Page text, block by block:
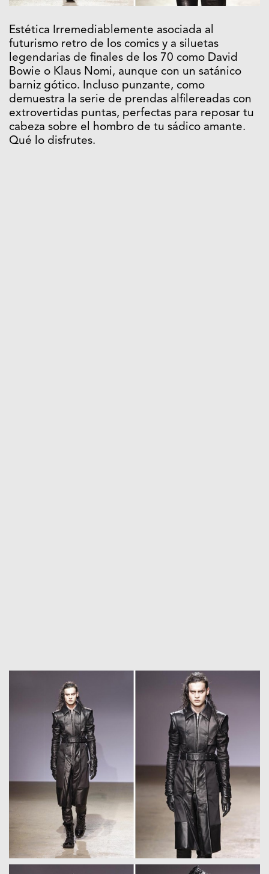
Estética Irremediablemente asociada al
futurismo retro de los comics y a siluetas
legendarias de finales de los 70 como David
Bowie o Klaus Nomi, aunque con un satánico
barniz gótico. Incluso punzante, como
demuestra la serie de prendas alfilereadas con
extrovertidas puntas, perfectas para reposar tu
cabeza sobre el hombro de tu sádico amante.
Qué lo disfrutes.